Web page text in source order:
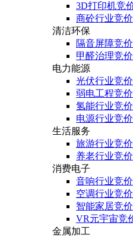
3D打印机竞
商砼行业竞
清洁环保
隔音屏障竞
甲醛治理竞
电力能源
光伏行业竞
弱电工程竞
氢能行业竞
电源行业竞
生活服务
旅游行业竞
养老行业竞
消费电子
音响行业竞
空调行业竞
智能家居竞
VR元宇宙竞
金属加工